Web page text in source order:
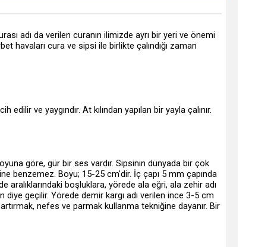
adı da verilen curanın ilimizde ayrı bir yeri ve önemi
havaları cura ve sipsi ile birlikte çalındığı zaman
ve yaygındır. At kılından yapılan bir yayla çalınır.
göre, gür bir ses vardır. Sipsinin dünyada bir çok
benzemez. Boyu; 15-25 cm'dir. İç çapı 5 mm çapında
aralıklarındaki boşluklara, yörede ala eğri, ala zehir adı
diye geçilir. Yörede demir kargı adı verilen ince 3-5 cm
nefes ve parmak kullanma tekniğine dayanır. Bir